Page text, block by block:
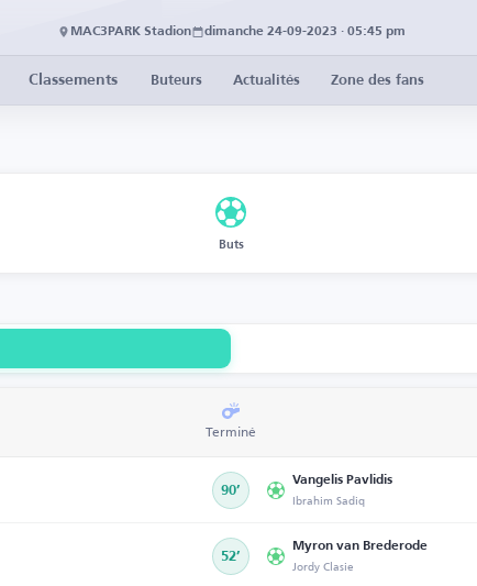
MAC3PARK Stadion dimanche 24-09-2023 · 05:45 pm
Classements Buteurs Actualités Zone des fans
Buts
Terminé
90’
Vangelis Pavlidis
Ibrahim Sadiq
52’
Myron van Brederode
Jordy Clasie